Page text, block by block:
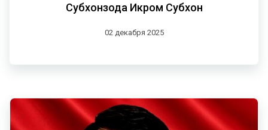
Субхонзода Икром Субхон
02 декабря 2025